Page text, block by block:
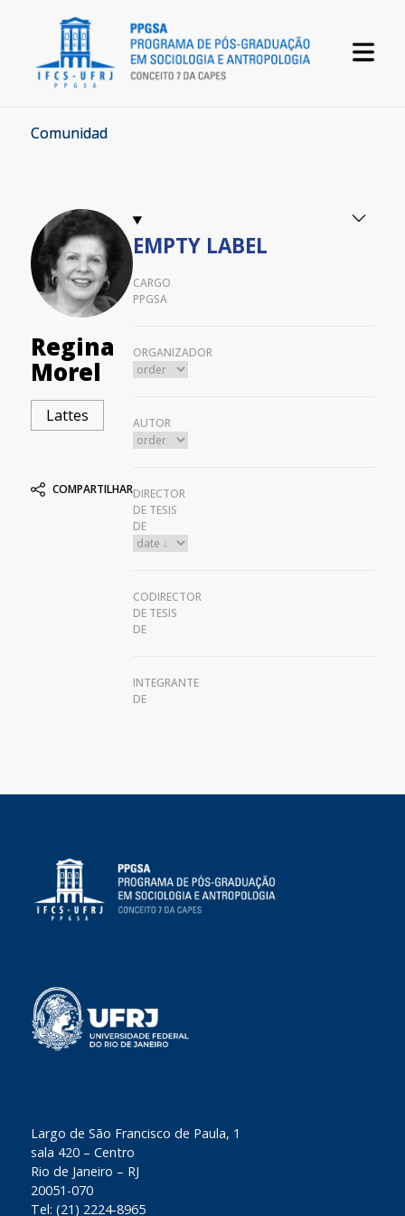
Comunidad
Regina
Morel
Lattes
COMPARTILHAR
EMPTY LABEL
CARGO
PPGSA
ORGANIZADOR
AUTOR
DIRECTOR
DE TESIS
DE
CODIRECTOR
DE TESIS
DE
INTEGRANTE
DE
​Largo de São Francisco de Paula, 1
sala 420 – Centro
Rio de Janeiro – RJ
20051-070
Tel: (21) 2224-8965